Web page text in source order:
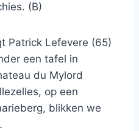
(B)
Patrick Lefevere (65)
een tafel in
du Mylord
op een
blikken we